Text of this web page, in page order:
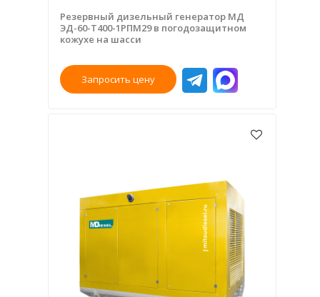
Резервный дизельный генератор МД
ЭД-60-Т400-1РПМ29 в погодозащитном
кожухе на шасси
Запросить цену